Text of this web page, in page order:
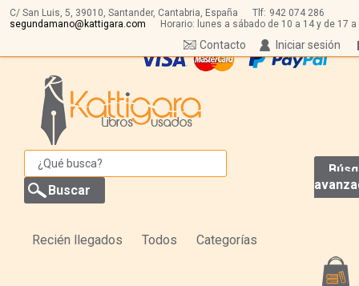
C/ San Luis, 5, 39010, Santander, Cantabria, España Tlf: 942 074 286
segundamano@kattigara.com
Horario: lunes a sábado de 10 a 14 y de 17 a
Iniciar sesión
Contacto
Recién llegados Todos Categorías